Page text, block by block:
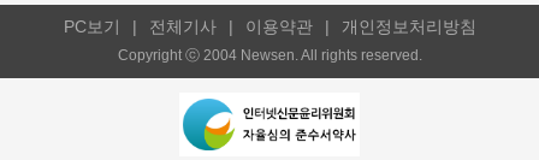
PC보기 | 전체기사 | 이용약관 | 개인정보처리방침
Copyright ⓒ 2004 Newsen. All rights reserved.